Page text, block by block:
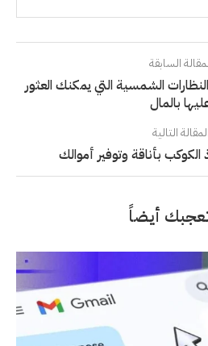
السابقة
الشمسية التي يمكنك العثور
بالمال
المقالة التالية
الكوكب بأناقة وتوفير أموالك
أيضاً